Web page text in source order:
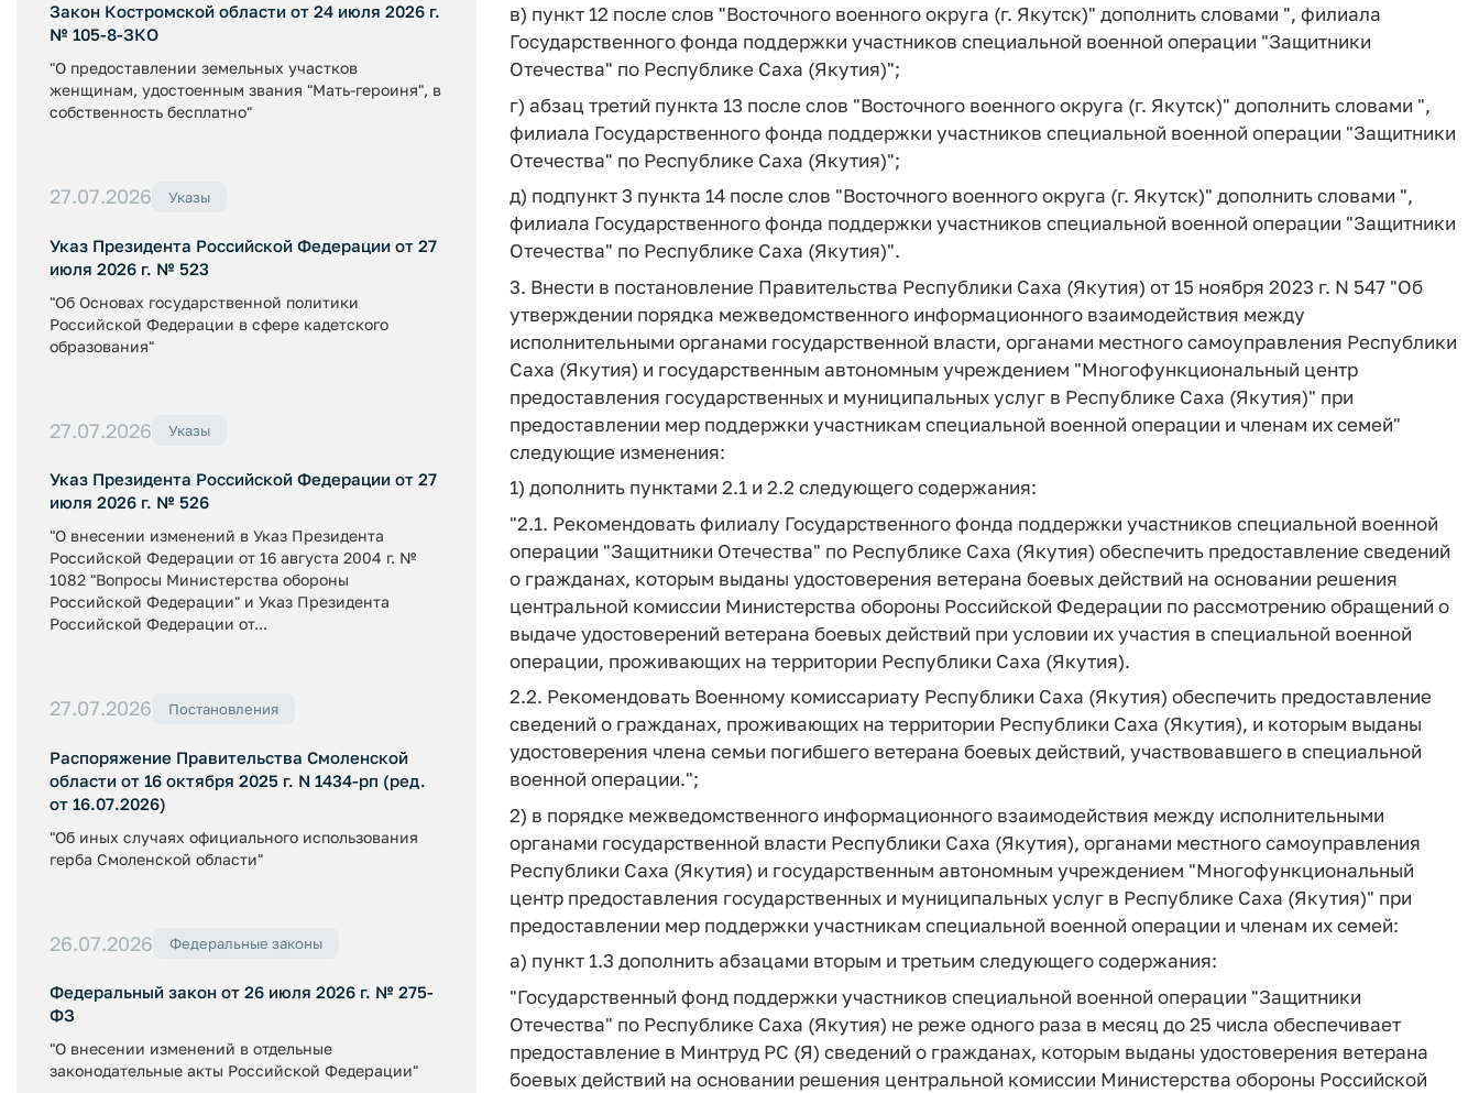
Закон Костромской области от 24 июля 2026 г.
№ 105-8-ЗКО
"О предоставлении земельных участков
женщинам, удостоенным звания "Мать-героиня", в
собственность бесплатно"
27.07.2026 Указы
Указ Президента Российской Федерации от 27
июля 2026 г. № 523
"Об Основах государственной политики
Российской Федерации в сфере кадетского
образования"
27.07.2026 Указы
Указ Президента Российской Федерации от 27
июля 2026 г. № 526
"О внесении изменений в Указ Президента
Российской Федерации от 16 августа 2004 г. №
1082 "Вопросы Министерства обороны
Российской Федерации" и Указ Президента
Российской Федерации от...
27.07.2026 Постановления
Распоряжение Правительства Смоленской
области от 16 октября 2025 г. N 1434-рп (ред.
от 16.07.2026)
"Об иных случаях официального использования
герба Смоленской области"
26.07.2026 Федеральные законы
Федеральный закон от 26 июля 2026 г. № 275-
ФЗ
"О внесении изменений в отдельные
законодательные акты Российской Федерации"
в) пункт 12 после слов "Восточного военного округа (г. Якутск)" дополнить словами ", филиала
Государственного фонда поддержки участников специальной военной операции "Защитники
Отечества" по Республике Саха (Якутия)";
г) абзац третий пункта 13 после слов "Восточного военного округа (г. Якутск)" дополнить словами ",
филиала Государственного фонда поддержки участников специальной военной операции "Защитники
Отечества" по Республике Саха (Якутия)";
д) подпункт 3 пункта 14 после слов "Восточного военного округа (г. Якутск)" дополнить словами ",
филиала Государственного фонда поддержки участников специальной военной операции "Защитники
Отечества" по Республике Саха (Якутия)".
3. Внести в постановление Правительства Республики Саха (Якутия) от 15 ноября 2023 г. N 547 "Об
утверждении порядка межведомственного информационного взаимодействия между
исполнительными органами государственной власти, органами местного самоуправления Республики
Саха (Якутия) и государственным автономным учреждением "Многофункциональный центр
предоставления государственных и муниципальных услуг в Республике Саха (Якутия)" при
предоставлении мер поддержки участникам специальной военной операции и членам их семей"
следующие изменения:
1) дополнить пунктами 2.1 и 2.2 следующего содержания:
"2.1. Рекомендовать филиалу Государственного фонда поддержки участников специальной военной
операции "Защитники Отечества" по Республике Саха (Якутия) обеспечить предоставление сведений
о гражданах, которым выданы удостоверения ветерана боевых действий на основании решения
центральной комиссии Министерства обороны Российской Федерации по рассмотрению обращений о
выдаче удостоверений ветерана боевых действий при условии их участия в специальной военной
операции, проживающих на территории Республики Саха (Якутия).
2.2. Рекомендовать Военному комиссариату Республики Саха (Якутия) обеспечить предоставление
сведений о гражданах, проживающих на территории Республики Саха (Якутия), и которым выданы
удостоверения члена семьи погибшего ветерана боевых действий, участвовавшего в специальной
военной операции.";
2) в порядке межведомственного информационного взаимодействия между исполнительными
органами государственной власти Республики Саха (Якутия), органами местного самоуправления
Республики Саха (Якутия) и государственным автономным учреждением "Многофункциональный
центр предоставления государственных и муниципальных услуг в Республике Саха (Якутия)" при
предоставлении мер поддержки участникам специальной военной операции и членам их семей:
а) пункт 1.3 дополнить абзацами вторым и третьим следующего содержания:
"Государственный фонд поддержки участников специальной военной операции "Защитники
Отечества" по Республике Саха (Якутия) не реже одного раза в месяц до 25 числа обеспечивает
предоставление в Минтруд РС (Я) сведений о гражданах, которым выданы удостоверения ветерана
боевых действий на основании решения центральной комиссии Министерства обороны Российской